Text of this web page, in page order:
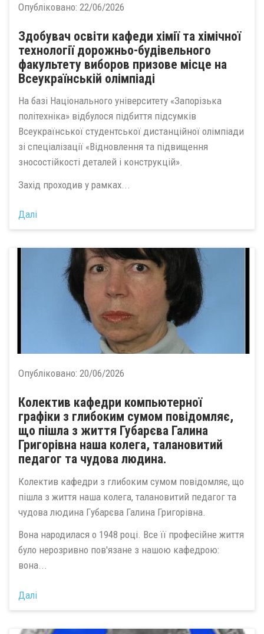
Опубліковано: 22/06/2026
Здобувач освіти кафеди хімії та хімічної
технології дорожньо-будівельного
факультету виборов призове місце на
Всеукраїнській олімпіаді
На базі Національного університету «Запорізька
політехніка» відбулося підбиття підсумків
Всеукраїнської студентської дистанційної олімпіади
зі спеціалізації «Відновлення та підвищення
зносостійкості деталей і конструкцій».
Захід проходив у рамках...
Далі
Опубліковано: 20/06/2026
Колектив кафедри компьютерної
графіки з глибоким сумом повідомляє,
що пішла з життя Губарєва Галина
Григорівна наша колега, талановитий
педагог та чудова людина.
Колектив кафедри з глибоким сумом повідомляє, що
пішла з життя наша колега, талановитий педагог та
чудова людина Губарєва Галина Григорівна.
Вона народилася о 1948 році. Все її професійне життя
було нерозривно пов'язане з нашою кафедрою:
вона...
Далі